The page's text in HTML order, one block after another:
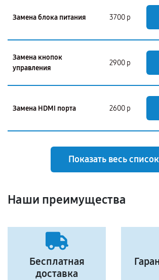
Замена блока питания 3700 р
Замена кнопок
управления
2900 р
Замена HDMI порта 2600 р
Показать весь список
Наши преимущества
Бесплатная
доставка